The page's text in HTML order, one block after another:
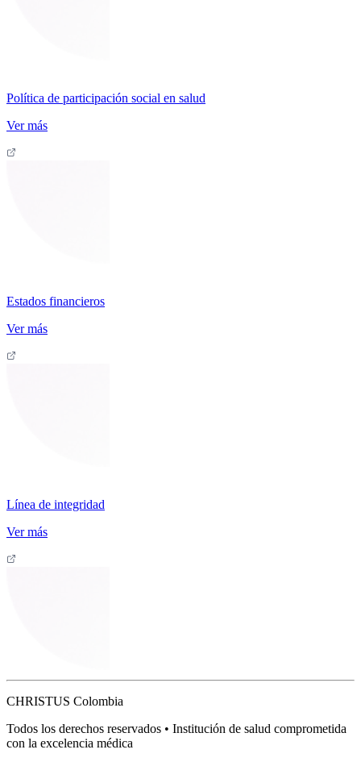
Política de participación social en salud
Ver más
Estados financieros
Ver más
Línea de integridad
Ver más
CHRISTUS Colombia
Todos los derechos reservados • Institución de salud comprometida
con la excelencia médica